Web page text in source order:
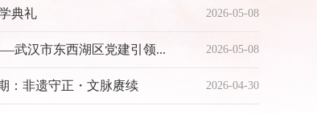
2026-05-08
典礼
2026-05-08
武汉市东西湖区党建引领...
2026-04-30
：非遗守正・文脉赓续